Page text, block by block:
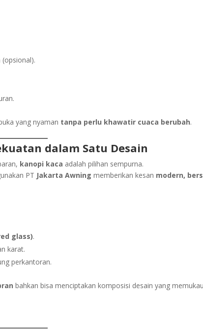
(opsional).
yang nyaman tanpa perlu khawatir cuaca berubah.
dalam Satu Desain
kanopi kaca adalah pilihan sempurna.
PT Jakarta Awning memberikan kesan modern,
glass).
karat.
perkantoran.
bahkan bisa menciptakan komposisi desain yang